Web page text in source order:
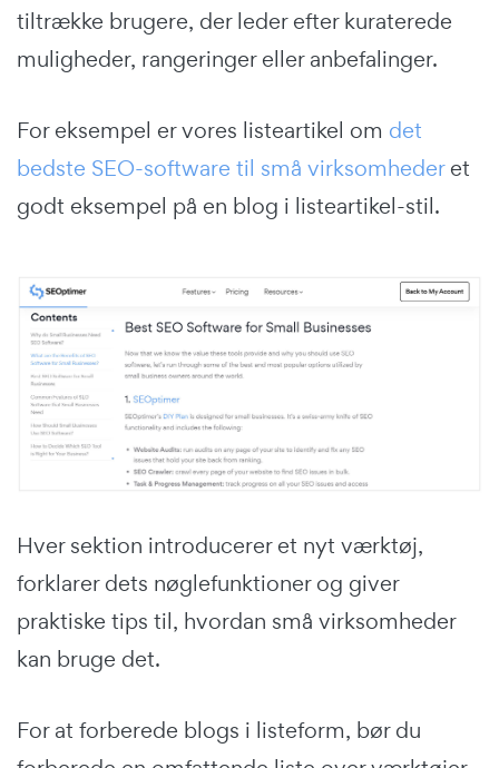
tiltrække brugere, der leder efter kuraterede
muligheder, rangeringer eller anbefalinger.
For eksempel er vores listeartikel om det
bedste SEO-software til små virksomhederet
godt eksempel på en blog i listeartikel-stil.
Hver sektion introducerer et nyt værktøj,
forklarer dets nøglefunktioner og giver
praktiske tips til, hvordan små virksomheder
kan bruge det.
For at forberede blogs i listeform, bør du